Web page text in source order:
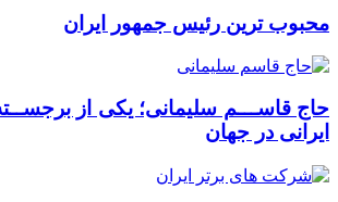
محبوب ترین رئیس جمهور ایران
حاج قاســـم سلیمانی؛ یکی از
ایرانی در جهان